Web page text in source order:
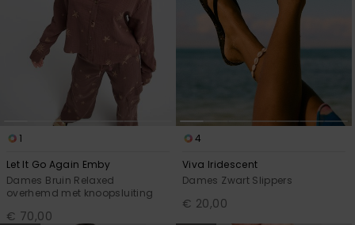
1
Let It Go Again Emby
Dames Bruin Relaxed
overhemd met knoopsluiting
€ 70,00
4
Viva Iridescent
Dames Zwart Slippers
€ 20,00